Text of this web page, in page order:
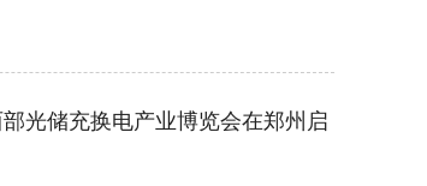
光储充换电产业博览会在郑州启